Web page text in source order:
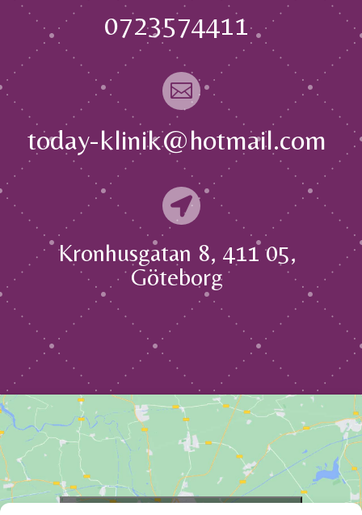
0723574411

today-klinik@hotmail.com

Kronhusgatan 8, 411 05,
Göteborg